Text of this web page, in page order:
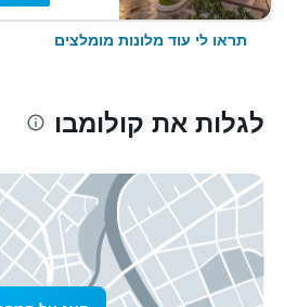
תראו לי עוד מלונות מומלצים
לגלות את קולומבו